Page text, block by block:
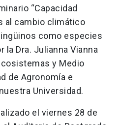
“Capacidad
al cambio climático
como especies
la Dra. Julianna Vianna
y Medio
de Agronomía e
Universidad.
el viernes 28 de